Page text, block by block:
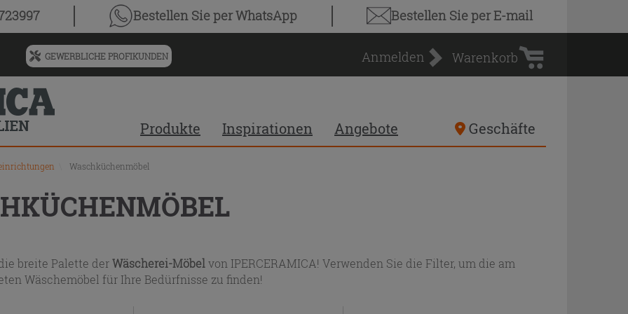
Bestellen Sieper WhatsApp Bestellen Sieper E-mail
Menü
für
vorgeschlagenen
Siteinhalt
und
Suchprotokoll
GEWERBLICHE PROFIKUNDEN Anmelden
Warenkorb
Warenkorb
Produkte Inspirationen Angebote Geschäfte
Waschküchenmöbel
breite Palette derWäscherei-Möbel von IPERCERAMICA! Verwenden Sie die Filter, um die am
Wäschemöbel für Ihre Bedürfnisse zu finden!